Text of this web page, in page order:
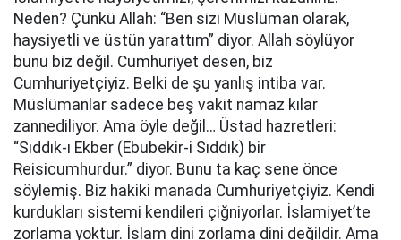
Neden? Çünkü Allah: “Ben sizi Müslüman olarak,
haysiyetli ve üstün yarattım” diyor. Allah söylüyor
bunu biz değil. Cumhuriyet desen, biz
Cumhuriyetçiyiz. Belki de şu yanlış intiba var.
Müslümanlar sadece beş vakit namaz kılar
zannediliyor. Ama öyle değil… Üstad hazretleri:
“Sıddık-ı Ekber (Ebubekir-i Sıddık) bir
Reisicumhurdur.” diyor. Bunu ta kaç sene önce
söylemiş. Biz hakiki manada Cumhuriyetçiyiz. Kendi
kurdukları sistemi kendileri çiğniyorlar. İslamiyet’te
zorlama yoktur. İslam dini zorlama dini değildir. Ama